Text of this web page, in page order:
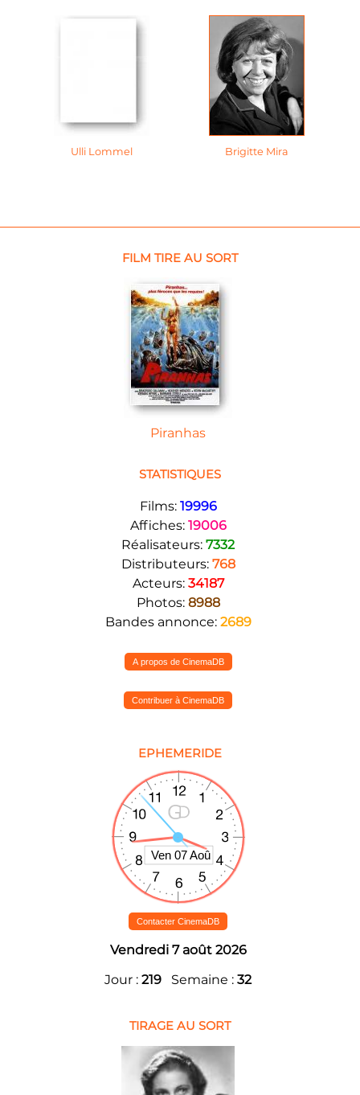
Ulli Lommel Brigitte Mira
FILM TIRE AU SORT
Piranhas
STATISTIQUES
Films: 19996
Affiches: 19006
Réalisateurs: 7332
Distributeurs: 768
Acteurs: 34187
Photos: 8988
Bandes annonce: 2689
A propos de CinemaDB
Contribuer à CinemaDB
EPHEMERIDE
Contacter CinemaDB
Vendredi 7 août 2026
Jour : 219 Semaine : 32
TIRAGE AU SORT